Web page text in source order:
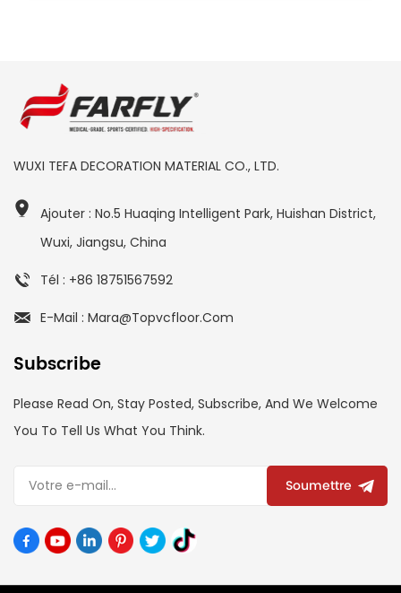
WUXI TEFA DECORATION MATERIAL CO., LTD.
Ajouter : No.5 Huaqing Intelligent Park, Huishan District,
Wuxi, Jiangsu, China
Tél : +86 18751567592
E-Mail : Mara@topvcfloor.com
Subscribe
Please Read On, Stay Posted, Subscribe, And We Welcome
You To Tell Us What You Think.
Soumettre